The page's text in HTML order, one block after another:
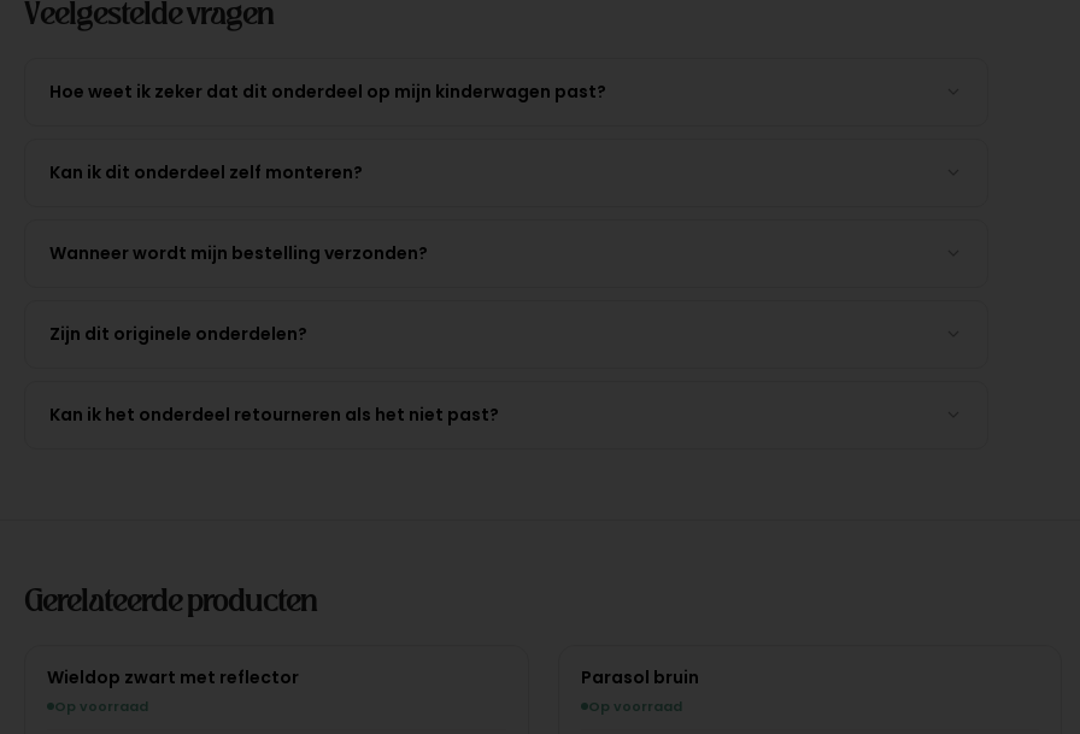
Veelgestelde vragen
Hoe weet ik zeker dat dit onderdeel op mijn kinderwagen past?
Kan ik dit onderdeel zelf monteren?
Wanneer wordt mijn bestelling verzonden?
Zijn dit originele onderdelen?
Kan ik het onderdeel retourneren als het niet past?
Gerelateerde producten
Wieldop zwart met reflector
Op voorraad
Parasol bruin
Op voorraad